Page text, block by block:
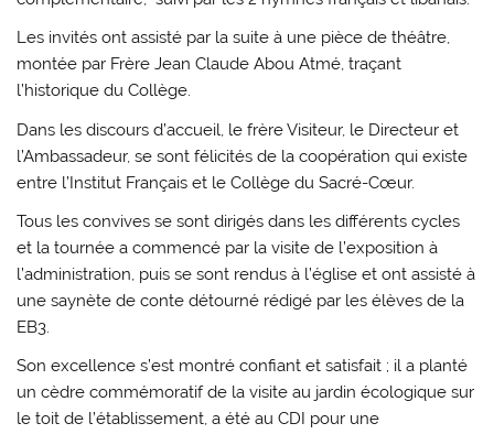
Les invités ont assisté par la suite à une pièce de théâtre,
montée par Frère Jean Claude Abou Atmé, traçant
l’historique du Collège.
Dans les discours d’accueil, le frère Visiteur, le Directeur et
l’Ambassadeur, se sont félicités de la coopération qui existe
entre l’Institut Français et le Collège du Sacré-Cœur.
Tous les convives se sont dirigés dans les différents cycles
et la tournée a commencé par la visite de l’exposition à
l’administration, puis se sont rendus à l’église et ont assisté à
une saynète de conte détourné rédigé par les élèves de la
EB3.
Son excellence s’est montré confiant et satisfait ; il a planté
un cèdre commémoratif de la visite au jardin écologique sur
le toit de l’établissement, a été au CDI pour une